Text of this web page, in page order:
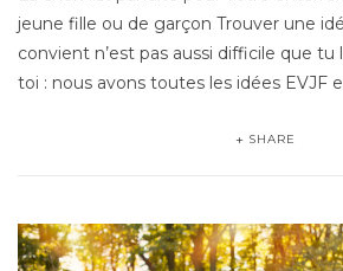
jeune fille ou de garçon Trouver une
convient n’est pas aussi difficile que tu
toi : nous avons toutes les idées EVJF
SHARE